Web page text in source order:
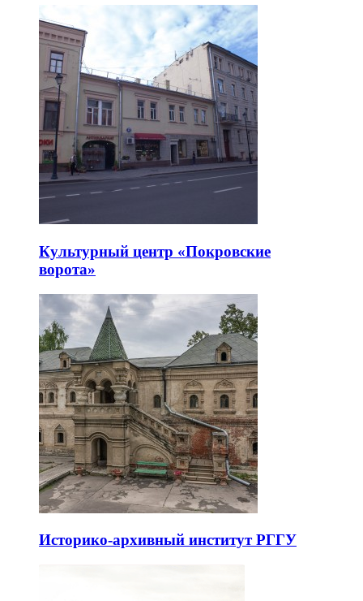
Культурный центр «Покровские
ворота»
Историко-архивный институт РГГУ